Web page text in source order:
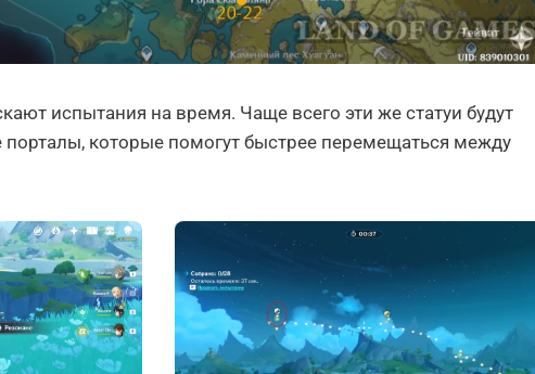
испытания на время. Чаще всего эти же статуи будут
которые помогут быстрее перемещаться между